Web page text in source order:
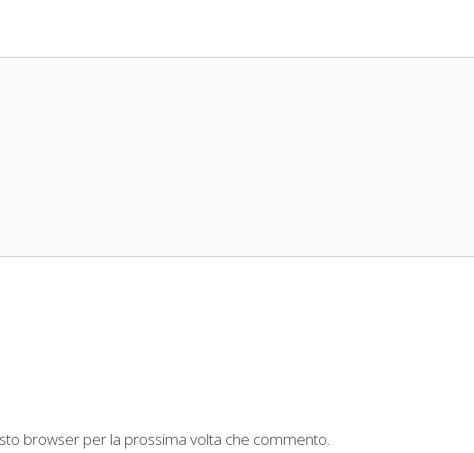
browser per la prossima volta che commento.